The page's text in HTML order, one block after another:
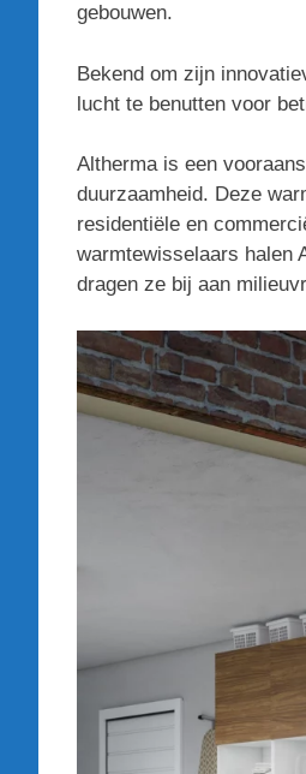
gebouwen.
Bekend om zijn
lucht te benutten voor
Altherma is een
duurzaamheid. Deze
residentiële en
warmtewisselaars halen
dragen ze bij aan